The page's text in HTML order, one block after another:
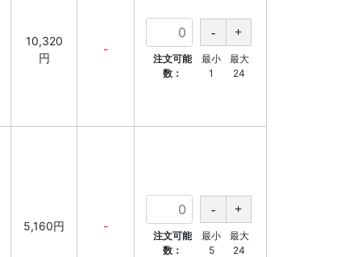
10,320
円
-
注文可能
数：
最小
1
最大
24
5,160円 -
注文可能
数：
最小
5
最大
24